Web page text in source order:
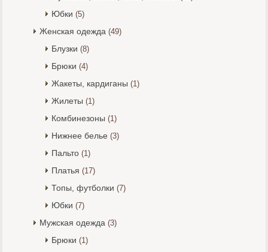
Юбки (5)
Женская одежда (49)
Блузки (8)
Брюки (4)
Жакеты, кардиганы (1)
Жилеты (1)
Комбинезоны (1)
Нижнее белье (3)
Пальто (1)
Платья (17)
Топы, футболки (7)
Юбки (7)
Мужская одежда (3)
Брюки (1)